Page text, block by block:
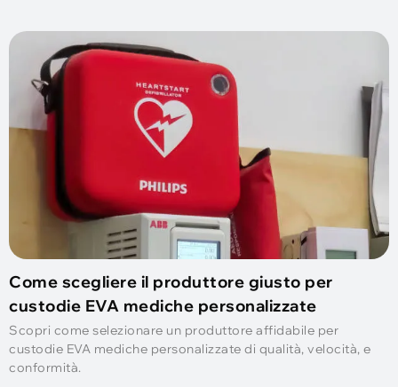
Come scegliere il produttore giusto per
custodie EVA mediche personalizzate
Scopri come selezionare un produttore affidabile per
custodie EVA mediche personalizzate di qualità, velocità, e
conformità.